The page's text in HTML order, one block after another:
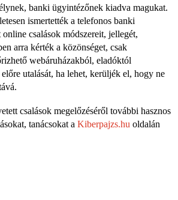
banki ügyintézőnek kiadva magukat.
ismertették a telefonos banki
csalások módszereit, jellegét,
arra kérték a közönséget, csak
webáruházakból, eladóktól
utalását, ha lehet, kerüljék el, hogy ne
csalások megelőzéséről további hasznos
tanácsokat a Kiberpajzs.hu oldalán